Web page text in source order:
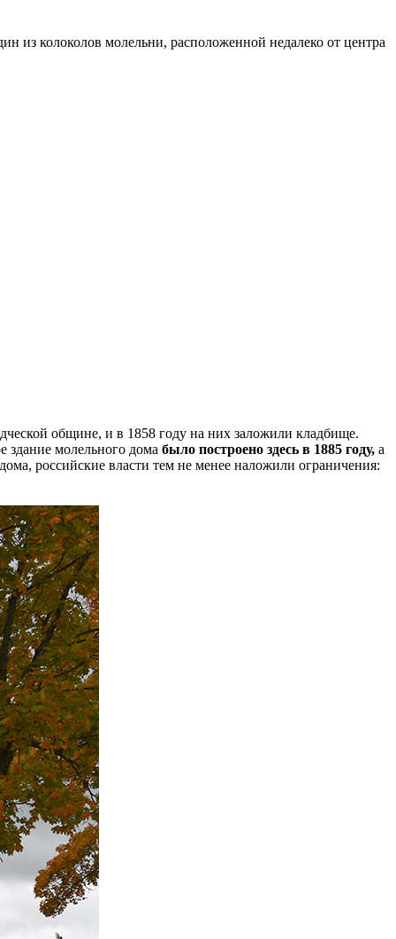
из колоколов молельни, расположенной недалеко от центра
общине, и в 1858 году на них заложили кладбище.
здание молельного дома было построено здесь в 1885 году, а
российские власти тем не менее наложили ограничения: